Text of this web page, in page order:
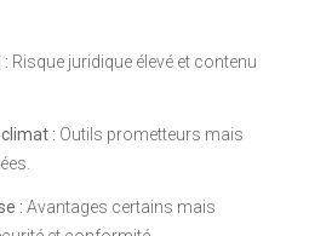
Risque juridique élevé et contenu
: Outils prometteurs mais
: Avantages certains mais